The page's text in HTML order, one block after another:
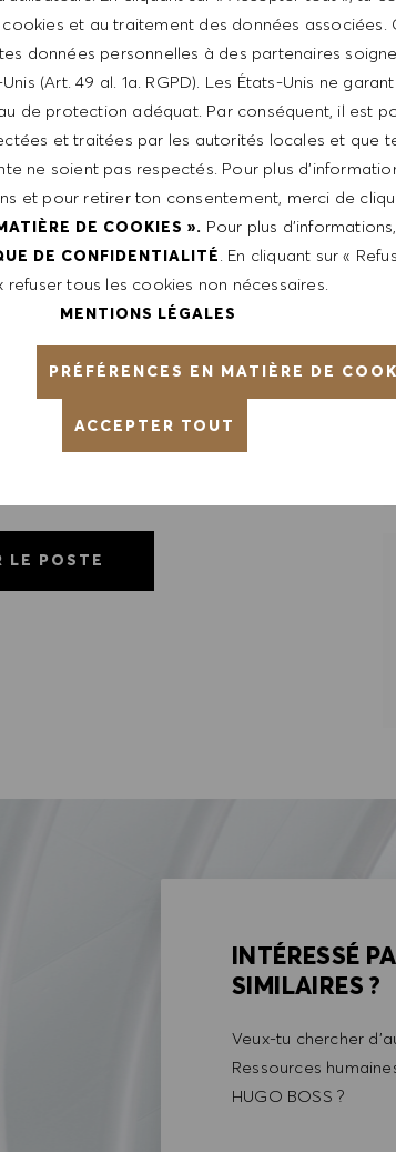
cookies et au traitement des données associées.
données personnelles à des partenaires
(Art. 49 al. 1a. RGPD). Les États-Unis ne
de protection adéquat. Par conséquent, il est
et traitées par les autorités locales et que
ne soient pas respectés. Pour plus
et pour retirer ton consentement, merci de
DE COOKIES ». Pour plus
DE CONFIDENTIALITÉ. En cliquant sur «
refuser tous les cookies non nécessaires.
MENTIONS LÉGALES
PRÉFÉRENCES EN MATIÈRE DE
ACCEPTER TOUT
$18/hr. It is not typical for offers to be
of factors including relevant skills,
obtained. Market and organizational
world at large. Our inclusive culture
to equal employment opportunity.
full potential and inspires you to thrive.
LE POSTE
INTÉRESSÉ
SIMILAIRES ?
Veux-tu chercher
Ressources
HUGO BOSS ?